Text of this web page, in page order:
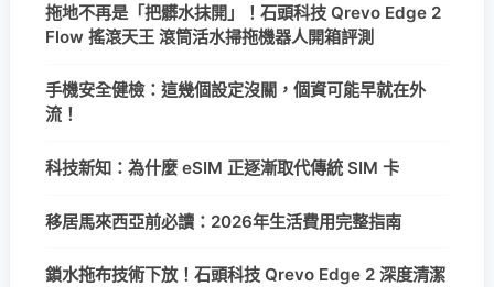
拖地不再是「把髒水抹開」！石頭科技 Qrevo Edge 2
Flow 搖滾天王 滾筒活水掃拖機器人開箱評測
手機安全健檢：這幾個設定沒關，個資可能早就在外
流！
科技新知：為什麼 eSIM 正逐漸取代傳統 SIM 卡
移居馬來西亞前必讀：2026年生活費用完整指南
鎖水拖布技術下放！石頭科技 Qrevo Edge 2 深度清潔